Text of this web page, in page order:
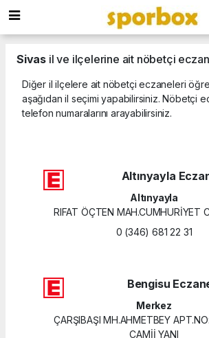
Sivas il ve ilçelerine ait nöbetçi
Diğer il ilçelere ait nöbetçi eczaneleri
aşağıdan il seçimi yapabilirsiniz. Nöbetçi
telefon numaralarını arayabilirsiniz.
Altınyayla
Altınyayla
RIFAT ÖÇTEN MAH.CUMHURİYET
0 (346) 681 22 31
Bengisu
Merkez
ÇARŞIBAŞI MH.AHMETBEY
CAMİİ YANI